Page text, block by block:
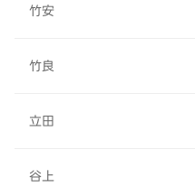
竹安
竹良
立田
谷上